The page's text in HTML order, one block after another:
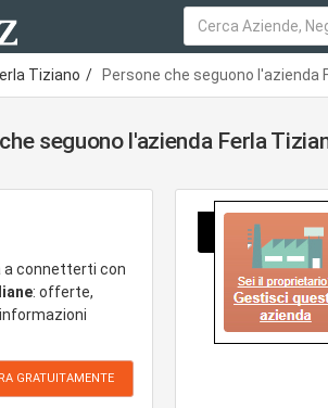
Tiziano Persone che seguono l'azienda
seguono l'azienda Ferla
a connetterti con
: offerte,